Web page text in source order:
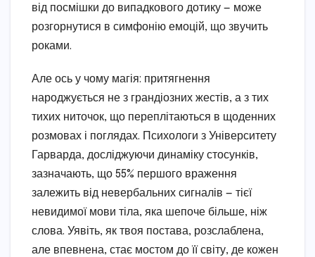
від посмішки до випадкового дотику — може
розгорнутися в симфонію емоцій, що звучить
роками.
Але ось у чому магія: притягнення
народжується не з грандіозних жестів, а з тих
тихих ниточок, що переплітаються в щоденних
розмовах і поглядах. Психологи з Університету
Гарварда, досліджуючи динаміку стосунків,
зазначають, що 55% першого враження
залежить від невербальних сигналів — тієї
невидимої мови тіла, яка шепоче більше, ніж
слова. Уявіть, як твоя постава, розслаблена,
але впевнена, стає мостом до її світу, де кожен